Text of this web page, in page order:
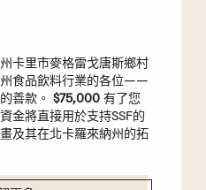
卡里市麥格雷戈唐斯鄉村
食品飲料行業的各位——
善款。 $75,000 有了您
金將直接用於支持SSF的
及其在北卡羅來納州的拓